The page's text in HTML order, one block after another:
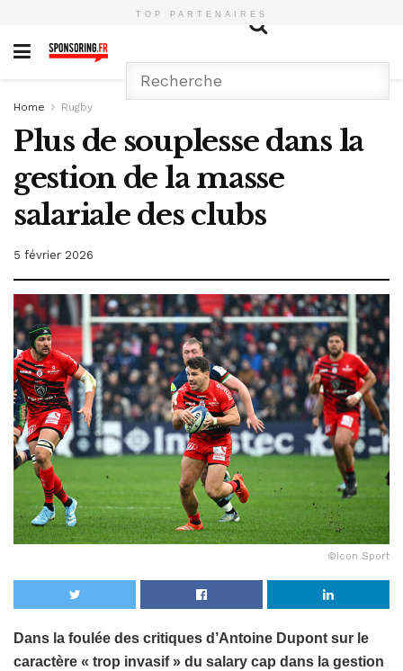
TOP PARTENAIRES
Home Rugby
Plus de souplesse dans la
gestion de la masse
salariale des clubs
5 février 2026
©Icon Sport
Dans la foulée des critiques d’Antoine Dupont sur le
caractère « trop invasif » du salary cap dans la gestion